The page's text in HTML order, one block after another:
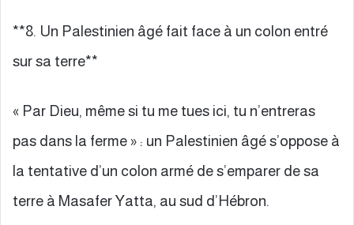
**8. Un Palestinien âgé fait face à un colon entré
sur sa terre**
« Par Dieu, même si tu me tues ici, tu n’entreras
pas dans la ferme » : un Palestinien âgé s’oppose à
la tentative d’un colon armé de s’emparer de sa
terre à Masafer Yatta, au sud d’Hébron.